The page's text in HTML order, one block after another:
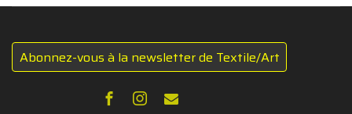
Abonnez-vous à la newsletter de Textile/Art